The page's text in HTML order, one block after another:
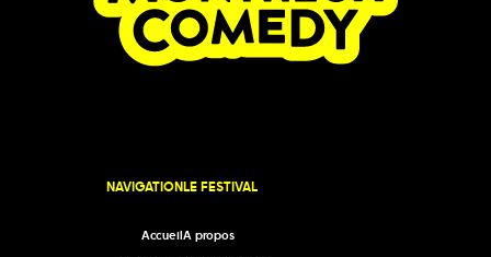
NAVIGATION
Accueil
LE FESTIVAL
A propos